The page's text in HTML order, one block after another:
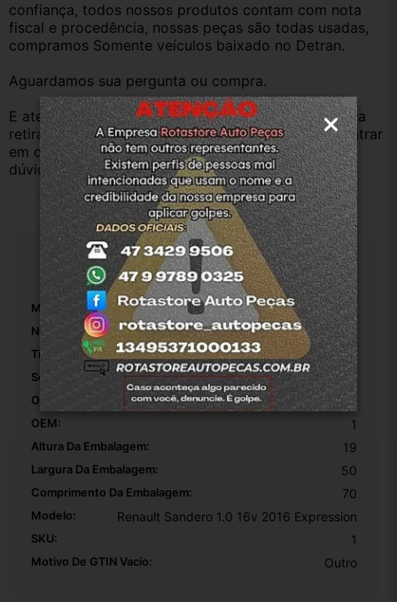
confiança, todos nossos produtos contam com nota
fiscal e procedência, nossas peças são todas usadas,
compramos Somente veículos baixado no Detran.
Aguardamos sua pergunta ou compra.
E atenderemos o quanto antes, caso o cliente prefira
retirar na nossa loja física também aceitamos, só entrar
em contato com a equipe Rotasul e tiramos suas
dúvidas.
Especificações
Marca: Renault
Número De Peça: 924400843r
Tipo De Veículo: Carro/Caminhonete
Selos Incluídos: True
Origem: Original
OEM: 1
Altura Da Embalagem: 19
Largura Da Embalagem: 50
Comprimento Da Embalagem: 70
Modelo: Renault Sandero 1.0 16v 2016 Expression
SKU: 1
Motivo De GTIN Vacío: Outro